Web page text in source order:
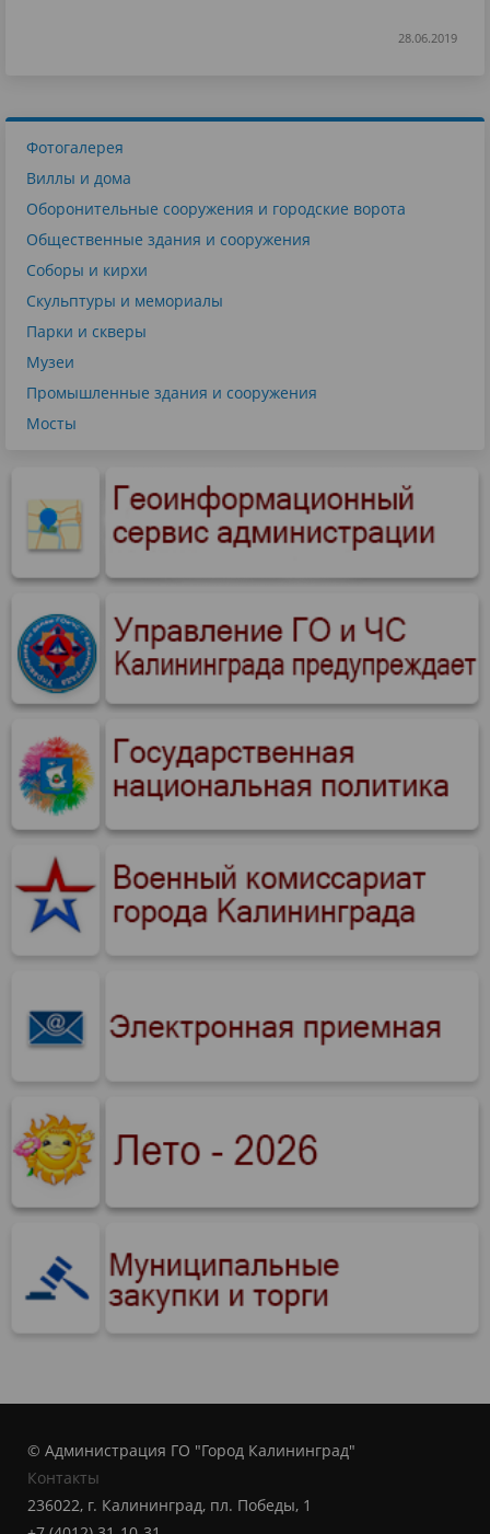
28.06.2019
Фотогалерея
Виллы и дома
Оборонительные сооружения и городские ворота
Общественные здания и сооружения
Соборы и кирхи
Скульптуры и мемориалы
Парки и скверы
Музеи
Промышленные здания и сооружения
Мосты
© Администрация ГО "Город Калининград"
Контакты
236022, г. Калининград, пл. Победы, 1